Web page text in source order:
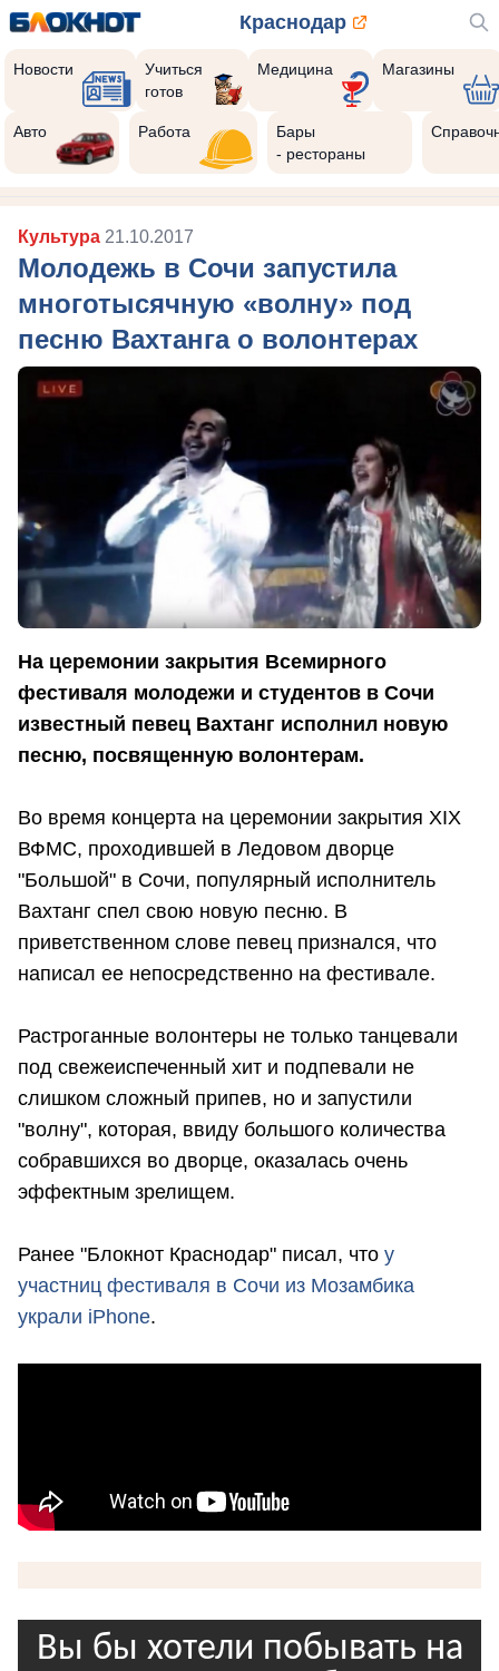
Краснодар
Новости
Учиться
готов
Медицина Магазины
Авто Работа
Бары
- рестораны
Культура 21.10.2017
Молодежь в Сочи запустила
многотысячную «волну» под
песню Вахтанга о волонтерах
На церемонии закрытия Всемирного
фестиваля молодежи и студентов в Сочи
известный певец Вахтанг исполнил новую
песню, посвященную волонтерам.
Во время концерта на церемонии закрытия XIX
ВФМС, проходившей в Ледовом дворце
"Большой" в Сочи, популярный исполнитель
Вахтанг спел свою новую песню. В
приветственном слове певец признался, что
написал ее непосредственно на фестивале.
Растроганные волонтеры не только танцевали
под свежеиспеченный хит и подпевали не
слишком сложный припев, но и запустили
"волну", которая, ввиду большого количества
собравшихся во дворце, оказалась очень
эффектным зрелищем.
Ранее "Блокнот Краснодар" писал, что у
участниц фестиваля в Сочи из Мозамбика
украли iPhone.